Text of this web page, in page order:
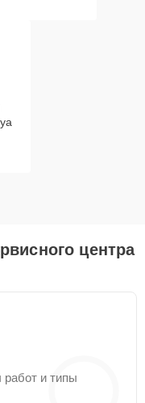
центра
и типы